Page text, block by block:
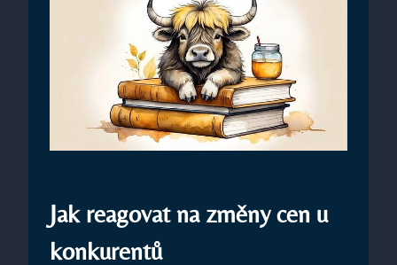
Jak reagovat na změny cen u
konkurentů